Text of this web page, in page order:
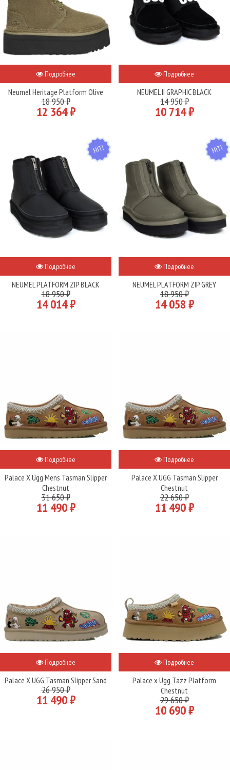
Подробнее
Neumel Heritage Platform Olive
18 950 ₽
12 364 ₽
Подробнее
NEUMEL II GRAPHIC BLACK
14 950 ₽
10 714 ₽
HIT
Подробнее
NEUMEL PLATFORM ZIP BLACK
18 950 ₽
14 014 ₽
HIT
Подробнее
NEUMEL PLATFORM ZIP GREY
18 950 ₽
14 058 ₽
Подробнее
Palace X Ugg Mens Tasman Slipper
Chestnut
31 650 ₽
11 490 ₽
Подробнее
Palace X UGG Tasman Slipper
Chestnut
22 650 ₽
11 490 ₽
Подробнее
Palace X UGG Tasman Slipper Sand
26 950 ₽
11 490 ₽
Подробнее
Palace x Ugg Tazz Platform
Chestnut
29 650 ₽
10 690 ₽